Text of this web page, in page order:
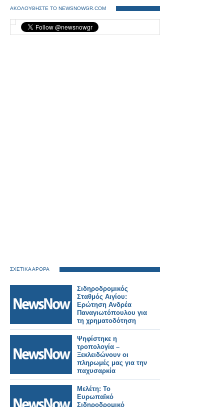
ΑΚΟΛΟΥΘΗΣΤΕ ΤΟ NEWSNOWGR.COM
ΣΧΕΤΙΚΑ ΑΡΘΡΑ
Σιδηροδρομικός
Σταθμός Αιγίου:
Ερώτηση Ανδρέα
Παναγιωτόπουλου για
τη χρηματοδότηση
των
απαλλοτριώσεων.
Ψηφίστηκε η
τροπολογία –
Ξεκλειδώνουν οι
πληρωμές μας για την
παχυσαρκία
Μελέτη: Το
Ευρωπαϊκό
Σιδηροδρομικό